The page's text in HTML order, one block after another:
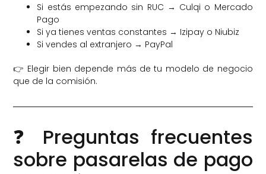
Si estás empezando sin RUC → Culqi o Mercado
Pago
Si ya tienes ventas constantes → Izipay o Niubiz
Si vendes al extranjero → PayPal
👉 Elegir bien depende más de tu modelo de negocio
que de la comisión.
❓ Preguntas frecuentes
sobre pasarelas de pago